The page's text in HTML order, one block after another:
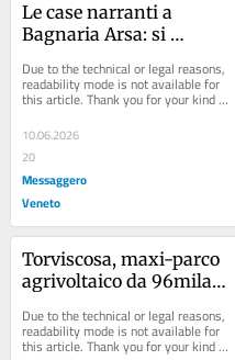
Le case narranti a
Bagnaria Arsa: si
aperto
Due to the technical or legal reasons,
readability mode is not available for
this article. Thank you for your kind
10.06.2026
20
Messaggero
Veneto
Torviscosa, maxi-parco
agrivoltaico da 96mila
Via, ma esplode la
polemica sulle aree
Due to the technical or legal reasons,
readability mode is not available for
this article. Thank you for your kind